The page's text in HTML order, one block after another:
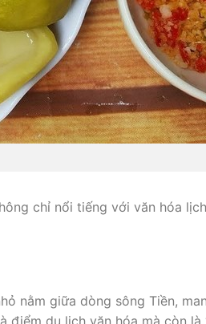
chỉ nổi tiếng với văn hóa
nằm giữa dòng sông Tiền,
du lịch văn hóa mà còn